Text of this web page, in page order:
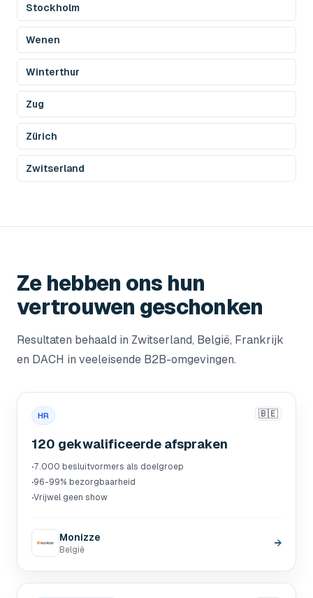
Stockholm
Wenen
Winterthur
Zug
Zürich
Zwitserland
Ze hebben ons hun
vertrouwen geschonken
Resultaten behaald in Zwitserland, België, Frankrijk
en DACH in veeleisende B2B-omgevingen.
HR 🇧🇪
120 gekwalificeerde afspraken
·7.000 besluitvormers als doelgroep
·96-99% bezorgbaarheid
·Vrijwel geen show
Monizze
België
→